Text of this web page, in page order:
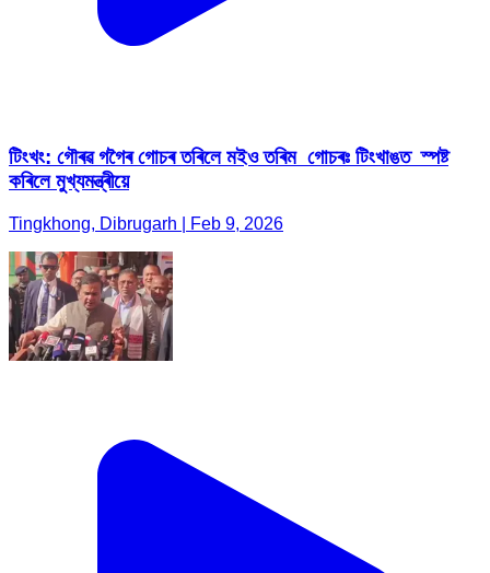
টিংখং: গৌৰৱ গগৈৰ গোচৰ তৰিলে মইও তৰিম গোচৰঃ টিংখাঙত স্পষ্ট
কৰিলে মুখ্যমন্ত্ৰীয়ে
Tingkhong, Dibrugarh | Feb 9, 2026